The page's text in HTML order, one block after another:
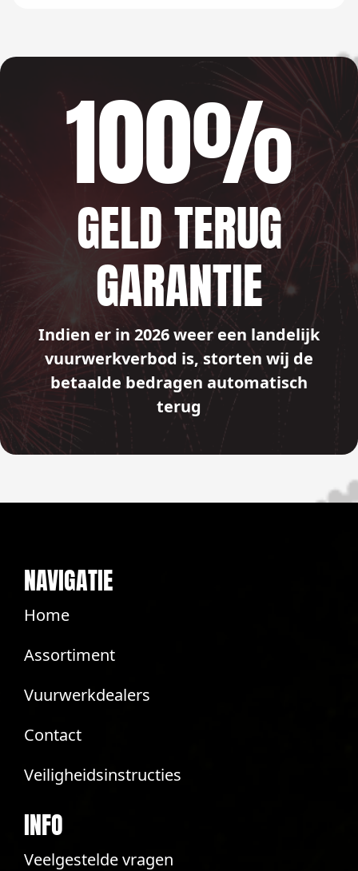
100%
GELD TERUG
GARANTIE
Indien er in 2026 weer een landelijk
vuurwerkverbod is, storten wij de
betaalde bedragen automatisch
terug
NAVIGATIE
Home
Assortiment
Vuurwerkdealers
Contact
Veiligheidsinstructies
INFO
Veelgestelde vragen